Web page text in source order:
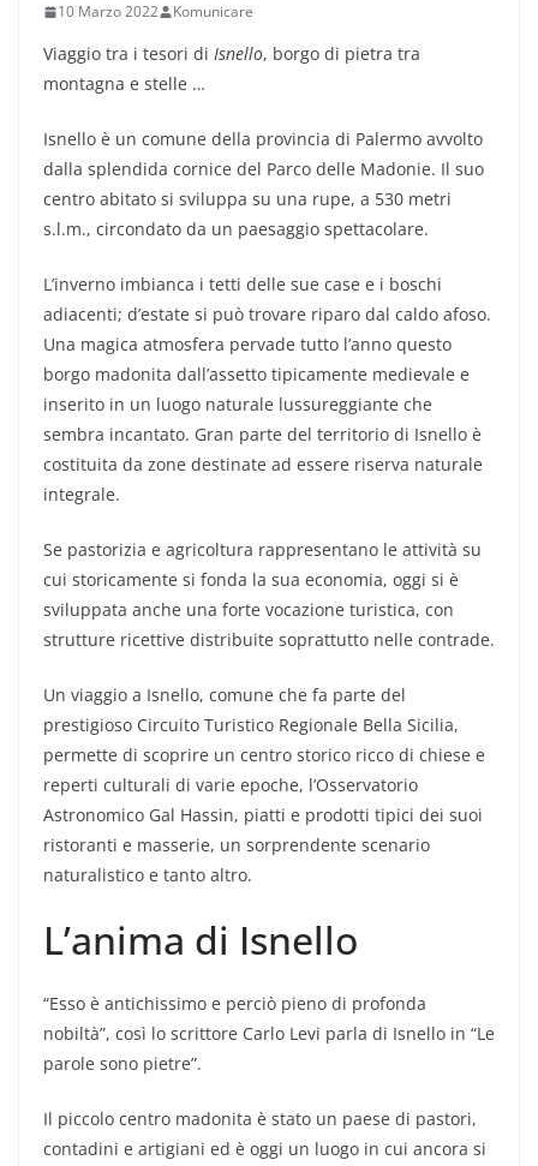
10 Marzo 2022 Komunicare
Viaggio tra i tesori di Isnello, borgo di pietra tra
montagna e stelle …
Isnello è un comune della provincia di Palermo avvolto
dalla splendida cornice del Parco delle Madonie. Il suo
centro abitato si sviluppa su una rupe, a 530 metri
s.l.m., circondato da un paesaggio spettacolare.
L’inverno imbianca i tetti delle sue case e i boschi
adiacenti; d’estate si può trovare riparo dal caldo afoso.
Una magica atmosfera pervade tutto l’anno questo
borgo madonita dall’assetto tipicamente medievale e
inserito in un luogo naturale lussureggiante che
sembra incantato. Gran parte del territorio di Isnello è
costituita da zone destinate ad essere riserva naturale
integrale.
Se pastorizia e agricoltura rappresentano le attività su
cui storicamente si fonda la sua economia, oggi si è
sviluppata anche una forte vocazione turistica, con
strutture ricettive distribuite soprattutto nelle contrade.
Un viaggio a Isnello, comune che fa parte del
prestigioso Circuito Turistico Regionale Bella Sicilia,
permette di scoprire un centro storico ricco di chiese e
reperti culturali di varie epoche, l’Osservatorio
Astronomico Gal Hassin, piatti e prodotti tipici dei suoi
ristoranti e masserie, un sorprendente scenario
naturalistico e tanto altro.
L’anima di Isnello
“Esso è antichissimo e perciò pieno di profonda
nobiltà”, così lo scrittore Carlo Levi parla di Isnello in “Le
parole sono pietre”.
Il piccolo centro madonita è stato un paese di pastori,
contadini e artigiani ed è oggi un luogo in cui ancora si